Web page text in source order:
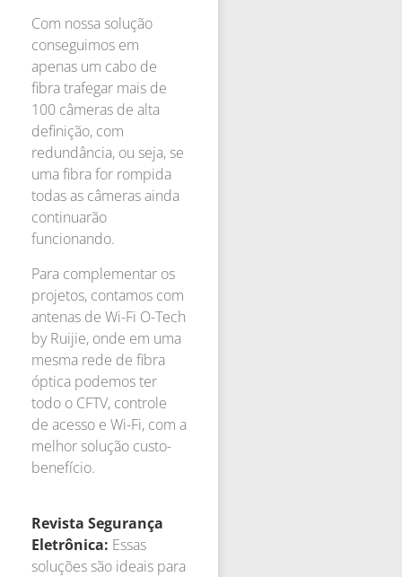
Com nossa solução
conseguimos em
apenas um cabo de
fibra trafegar mais de
100 câmeras de alta
definição, com
redundância, ou seja, se
uma fibra for rompida
todas as câmeras ainda
continuarão
funcionando.
Para complementar os
projetos, contamos com
antenas de Wi-Fi O-Tech
by Ruijie, onde em uma
mesma rede de fibra
óptica podemos ter
todo o CFTV, controle
de acesso e Wi-Fi, com a
melhor solução custo-
benefício.
Revista Segurança
Eletrônica: Essas
soluções são ideais para